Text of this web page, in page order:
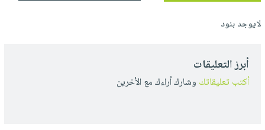
لايوجد بنود
أبرز التعليقات
أكتب تعليقاتك وشارك أراءك مع الأخرين